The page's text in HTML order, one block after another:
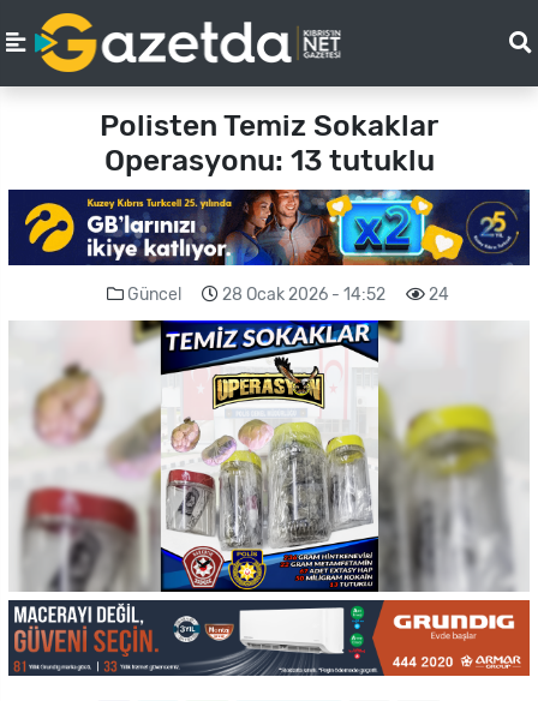
Polisten Temiz Sokaklar
Operasyonu: 13 tutuklu
Güncel 28 Ocak 2026 - 14:52 24